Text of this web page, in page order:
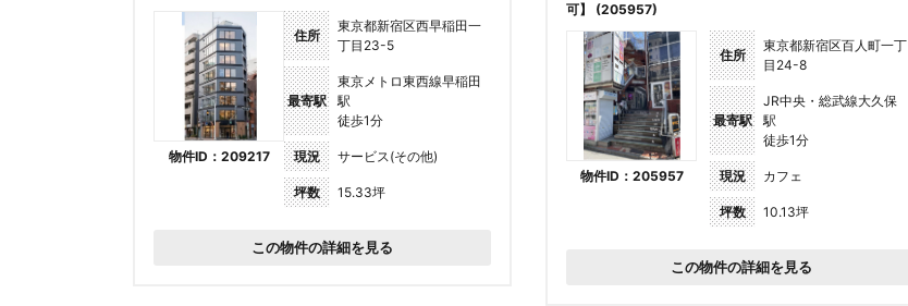
物件ID：209217
住所
東京都新宿区西早稲田一
丁目23-5
最寄駅
東京メトロ東西線早稲田
駅
徒歩1分
現況 サービス(その他)
坪数 15.33坪
この物件の詳細を見る
可】 (205957)
物件ID：205957
住所
東京都新宿区百人町一丁
目24-8
最寄駅
JR中央・総武線大久保
駅
徒歩1分
現況 カフェ
坪数 10.13坪
この物件の詳細を見る